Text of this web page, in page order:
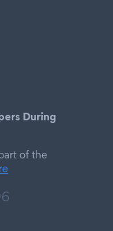
During
of the